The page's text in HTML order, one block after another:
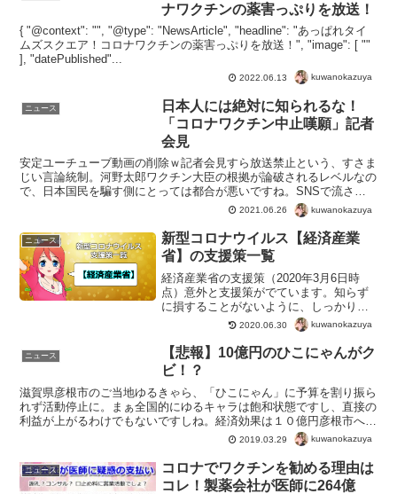
ナワクチンの薬害っぷりを放送！
{ "@context": "", "@type": "NewsArticle", "headline": "あっぱれタイ
ムズスクエア！コロナワクチンの薬害っぷりを放送！", "image": [ ""
], "datePublished"...
2022.06.13 kuwanokazuya
ニュース
日本人には絶対に知られるな！
「コロナワクチン中止嘆願」記者
会見
安定ユーチューブ動画の削除ｗ記者会見すら放送禁止という、すさま
じい言論統制。河野太郎ワクチン大臣の根拠が論破されるレベルなの
で、日本国民を騙す側にとっては都合が悪いですね。SNSで流され
るデマも、主張する医師がいるならしっかりと公開討論なり...
2021.06.26 kuwanokazuya
ニュース
新型コロナウイルス【経済産業
省】の支援策一覧
経済産業省の支援策（2020年3月6日時
点）意外と支援策がでています。知らず
に損することがないように、しっかりと
チェックしておきたいですね。支援策パ
ンフレット新型コロナウイルス感染症で
影響を受ける事業者の皆様へ（PDF形
式：670KB）各支...
2020.06.30 kuwanokazuya
ニュース
【悲報】10億円のひこにゃんがク
ビ！？
滋賀県彦根市のご当地ゆるきゃら、「ひこにゃん」に予算を割り振ら
れず活動停止に。まぁ全国的にゆるキャラは飽和状態ですし、直接の
利益が上がるわけでもないですしね。経済効果は１０億円彦根市への
グッズの売り上げで１０億円なので、経済効果はそれ以上と...
2019.03.29 kuwanokazuya
ニュース
コロナでワクチンを勧める理由は
コレ！製薬会社が医師に264億